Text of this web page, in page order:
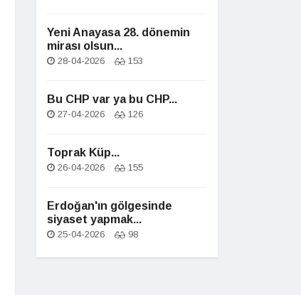
Yeni Anayasa 28. dönemin
mirası olsun...
28-04-2026 153
Bu CHP var ya bu CHP...
27-04-2026 126
Toprak Küp...
26-04-2026 155
Erdoğan'ın gölgesinde
siyaset yapmak...
25-04-2026 98